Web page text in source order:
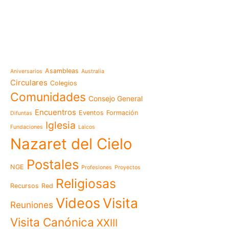
Aniversarios Asambleas Australia
Circulares Colegios
Comunidades Consejo General
Difuntas Encuentros Eventos Formación
Fundaciones Iglesia Laicos
Nazaret del Cielo
NGE Postales Profesiones Proyectos
Recursos Red Religiosas
Reuniones Videos Visita
Visita Canónica XXIII